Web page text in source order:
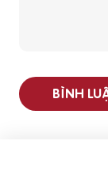
BÌNH